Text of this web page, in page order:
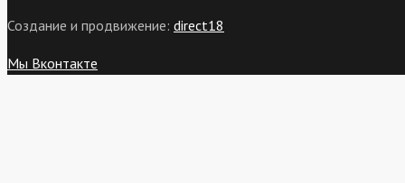
Создание и продвижение: direct18
Мы Вконтакте